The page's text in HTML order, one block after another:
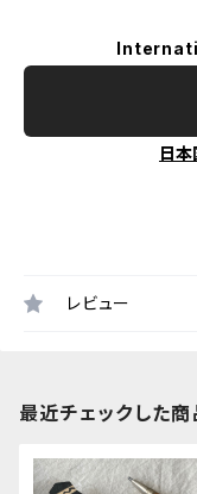
日
レビュー
最近チェックした商